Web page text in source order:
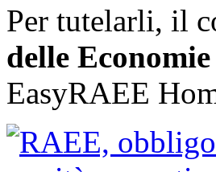
Per tutelarli, il
delle
EasyRAEE